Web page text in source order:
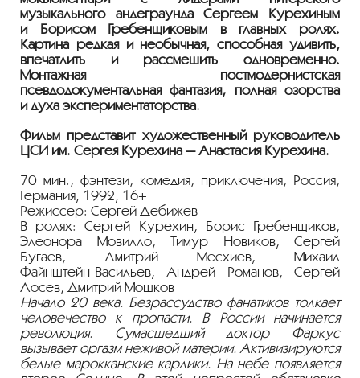
музыкального андеграунда Сергеем Курехиным
и Борисом Гребенщиковым в главных ролях.
Картина редкая и необычная, способная удивить,
впечатлить и рассмешить одновременно.
Монтажная постмодернистская
псевдодокументальная фантазия, полная озорства
и духа экспериментаторства.
Фильм представит художественный руководитель
ЦСИ им. Сергея Курехина — Анастасия Курехина.
70 мин., фэнтези, комедия, приключения, Россия,
Германия, 1992, 16+
Режиссер: Сергей Дебижев
В ролях: Сергей Курехин, Борис Гребенщиков,
Элеонора Мовилло, Тимур Новиков, Сергей
Бугаев, Дмитрий Месхиев, Михаил
Файнштейн-Васильев, Андрей Романов, Сергей
Лосев, Дмитрий Мошков
Начало 20 века. Безрассудство фанатиков толкает
человечество к пропасти. В России начинается
революция. Сумасшедший доктор Фаркус
вызывает оргазм неживой материи. Активизируются
белые марокканские карлики. На небе появляется